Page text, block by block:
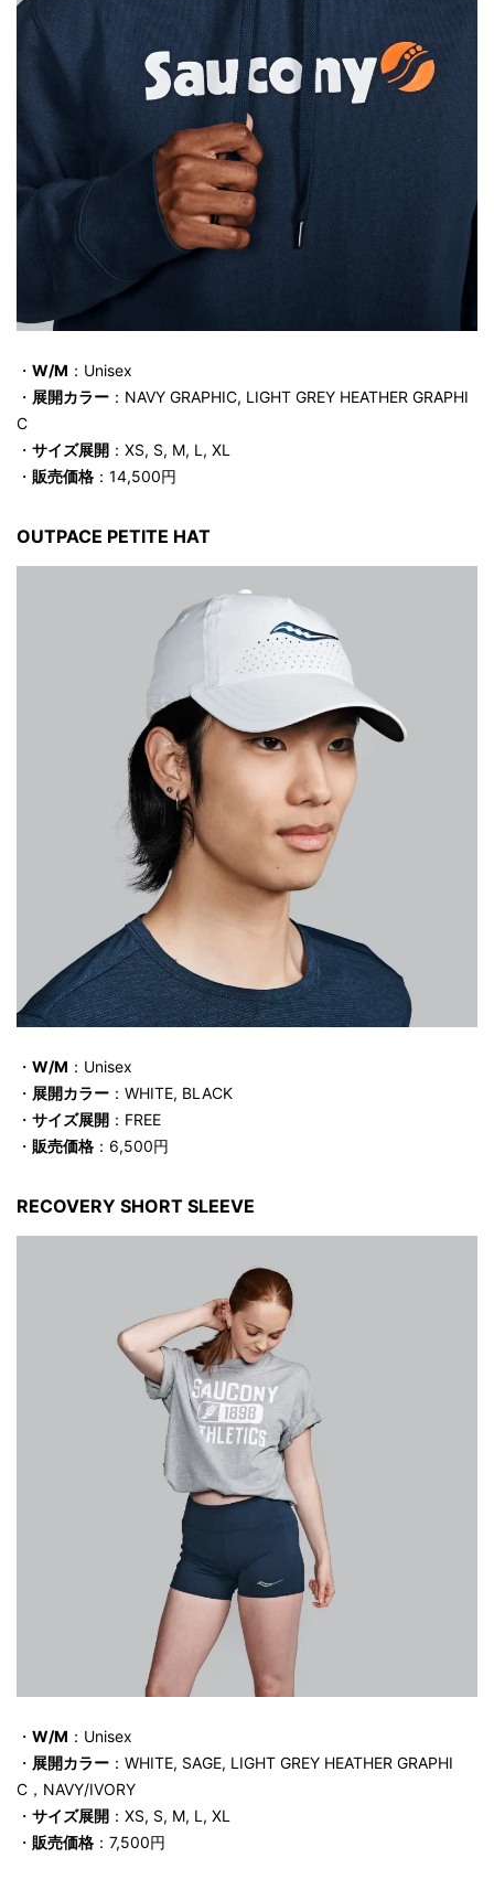
・ W/M ：Unisex
・ 展開カラー ：NAVY GRAPHIC, LIGHT GREY HEATHER GRAPHI
C
・ サイズ展開 ：XS, S, M, L, XL
・ 販売価格 ：14,500円
OUTPACE PETITE HAT
・ W/M ：Unisex
・ 展開カラー ：WHITE, BLACK
・ サイズ展開 ：FREE
・ 販売価格 ：6,500円
RECOVERY SHORT SLEEVE
・ W/M ：Unisex
・ 展開カラー ：WHITE, SAGE, LIGHT GREY HEATHER GRAPHI
C，NAVY/IVORY
・ サイズ展開 ：XS, S, M, L, XL
・ 販売価格 ：7,500円